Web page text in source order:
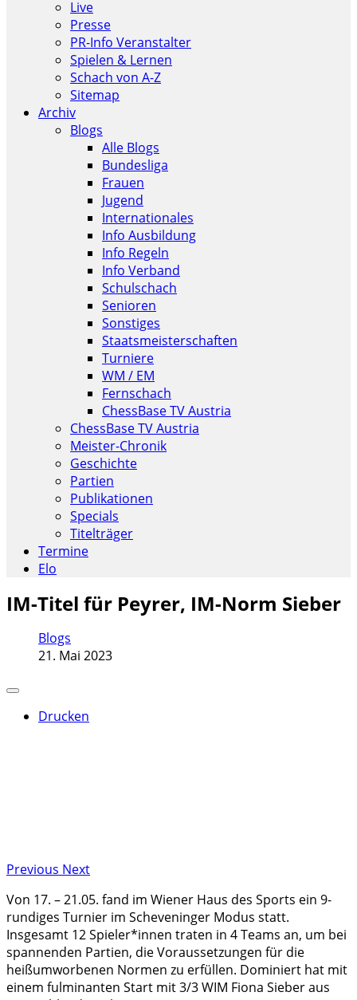
Live
Presse
PR-Info Veranstalter
Spielen & Lernen
Schach von A-Z
Sitemap
Archiv
Blogs
Alle Blogs
Bundesliga
Frauen
Jugend
Internationales
Info Ausbildung
Info Regeln
Info Verband
Schulschach
Senioren
Sonstiges
Staatsmeisterschaften
Turniere
WM / EM
Fernschach
ChessBase TV Austria
ChessBase TV Austria
Meister-Chronik
Geschichte
Partien
Publikationen
Specials
Titelträger
Termine
Elo
IM-Titel für Peyrer, IM-Norm Sieber
Blogs
21. Mai 2023
Drucken
Previous Next
Von 17. – 21.05. fand im Wiener Haus des Sports ein 9-
rundiges Turnier im Scheveninger Modus statt.
Insgesamt 12 Spieler*innen traten in 4 Teams an, um bei
spannenden Partien, die Voraussetzungen für die
heißumworbenen Normen zu erfüllen. Dominiert hat mit
einem fulminanten Start mit 3/3 WIM Fiona Sieber aus